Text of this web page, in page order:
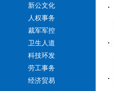
新公文化
人权事务
裁军军控
卫生人道
科技环发
劳工事务
经济贸易